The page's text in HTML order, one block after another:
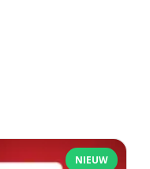
NIEUW